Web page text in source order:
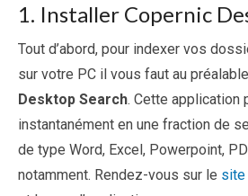
1. Installer Copernic
Tout d’abord, pour indexer vos
sur votre PC il vous faut au
Desktop Search. Cette application
instantanément en une fraction de
de type Word, Excel, Powerpoint,
notamment. Rendez-vous sur le site